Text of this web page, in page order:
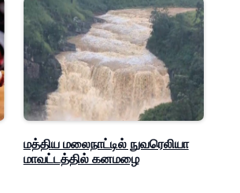
மத்திய மலைநாட்டில் நுவரெலியா
மாவட்டத்தில் கனமழை